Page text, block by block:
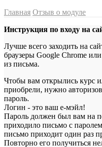
Главная Отзыв о модуле
Инструкция по входу на
Лучше всего заходить на
браузеры Google Chrome
из письма.
Чтобы вам открылись курс
приобрели, нужно
пароль.
Логин - это ваш е-мэйл!
Пароль должен был вам на
приходило письмо с
письмо приходит один раз
Повторно его получиться